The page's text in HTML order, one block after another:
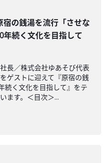
宿の銭湯を流行「させな
年続く文化を目指して
長／株式会社ゆあそび代表
ゲストに迎えて『原宿の銭
続く文化を目指して』をテ
ます。＜目次＞...